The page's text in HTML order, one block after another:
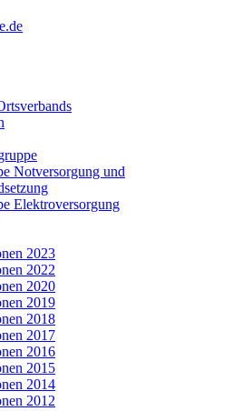
Notversorgung und
Elektroversorgung
2023
2022
2020
2019
2018
2017
2016
2015
2014
2012